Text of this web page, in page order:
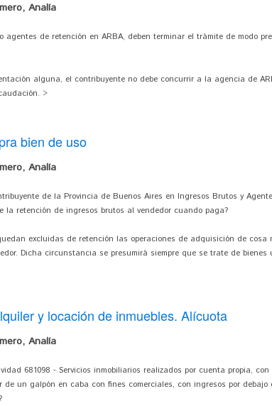
Analía
agentes de retención en ARBA, deben terminar el trámite de modo
alguna, el contribuyente no debe concurrir a la agencia de
>
bien de uso
Analía
de la Provincia de Buenos Aires en Ingresos Brutos y
la retención de ingresos brutos al vendedor cuando paga?
excluidas de retención las operaciones de adquisición de cosa
Dicha circunstancia se presumirá siempre que se trate de bienes
y locación de inmuebles. Alícuota
Analía
681098 - Servicios inmobiliarios realizados por cuenta propia,
un galpón en caba con fines comerciales, con ingresos por debajo